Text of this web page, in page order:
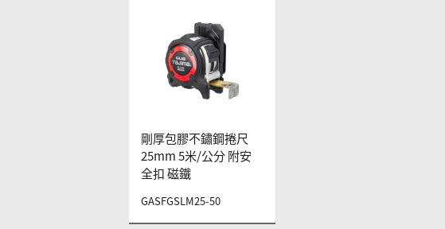
剛厚包膠不鏽鋼捲尺
25mm 5米/公分 附安
全扣 磁鐵
GASFGSLM25-50